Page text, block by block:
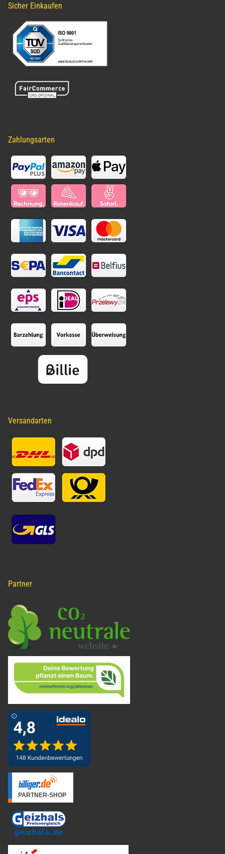
Sicher Einkaufen
Zahlungsarten
Versandarten
Partner